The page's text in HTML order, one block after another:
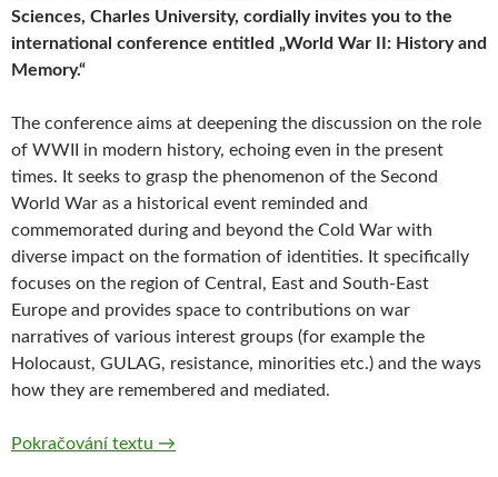
Sciences, Charles University, cordially invites you to the
international conference entitled „World War II: History and
Memory.“
The conference aims at deepening the discussion on the role
of WWII in modern history, echoing even in the present
times. It seeks to grasp the phenomenon of the Second
World War as a historical event reminded and
commemorated during and beyond the Cold War with
diverse impact on the formation of identities. It specifically
focuses on the region of Central, East and South-East
Europe and provides space to contributions on war
narratives of various interest groups (for example the
Holocaust, GULAG, resistance, minorities etc.) and the ways
how they are remembered and mediated.
Pokračování textu International Conference World War II:
→